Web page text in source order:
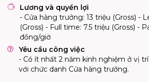
Lương và quyền lợi
- Cửa hàng trưởng: 13 triệu (Gross) -
(Gross) - Full time: 7.5 triệu (Gross) -
đồng/giờ
Yêu cầu công việc
- Có ít nhất 2 năm kinh nghiệm ở vị
với chức danh Cửa hàng trưởng.